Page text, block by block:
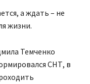
а ждать – не
жизни.
Темченко
СНТ, в